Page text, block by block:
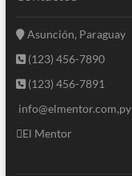
Asunción, Paraguay
(123) 456-7890
(123) 456-7891
info@elmentor.com,py
El Mentor